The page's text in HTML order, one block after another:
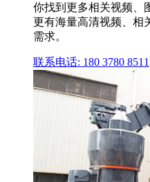
你找到更多相关视频、
更有海量高清视频、相
需求。
联系电话: 180 3780 8511